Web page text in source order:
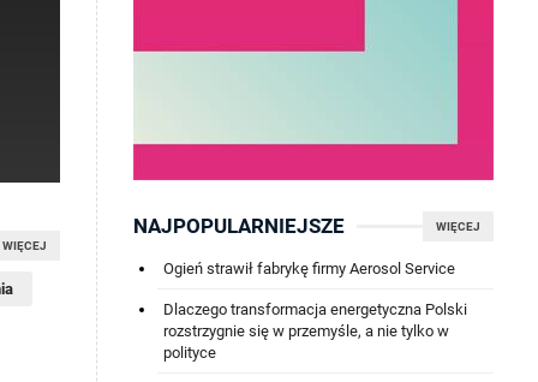
WIĘCEJ
WIĘCEJ
NAJPOPULARNIEJSZE
Ogień strawił fabrykę firmy Aerosol Service
Dlaczego transformacja energetyczna Polski
rozstrzygnie się w przemyśle, a nie tylko w
polityce